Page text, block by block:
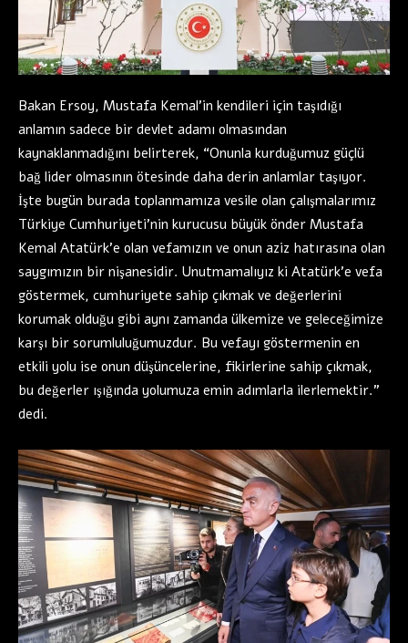
Bakan Ersoy, Mustafa Kemal’in kendileri için taşıdığı
anlamın sadece bir devlet adamı olmasından
kaynaklanmadığını belirterek, “Onunla kurduğumuz güçlü
bağ lider olmasının ötesinde daha derin anlamlar taşıyor.
İşte bugün burada toplanmamıza vesile olan çalışmalarımız
Türkiye Cumhuriyeti’nin kurucusu büyük önder Mustafa
Kemal Atatürk’e olan vefamızın ve onun aziz hatırasına olan
saygımızın bir nişanesidir. Unutmamalıyız ki Atatürk’e vefa
göstermek, cumhuriyete sahip çıkmak ve değerlerini
korumak olduğu gibi aynı zamanda ülkemize ve geleceğimize
karşı bir sorumluluğumuzdur. Bu vefayı göstermenin en
etkili yolu ise onun düşüncelerine, fikirlerine sahip çıkmak,
bu değerler ışığında yolumuza emin adımlarla ilerlemektir.”
dedi.